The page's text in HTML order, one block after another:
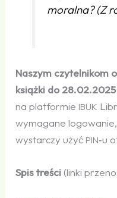
moralna?(Z
Naszym czytelnikom
książki do 28.02.2025
na platformie IBUK
wymagane
wystarczy użyć PIN‑u
Spis treści (linki